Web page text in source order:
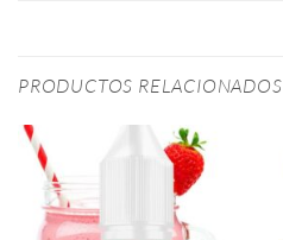
PRODUCTOS RELACIONADOS